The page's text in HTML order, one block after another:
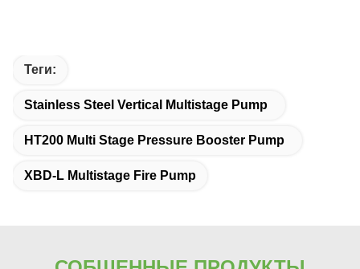
Теги:
Stainless Steel Vertical Multistage Pump
HT200 Multi Stage Pressure Booster Pump
XBD-L Multistage Fire Pump